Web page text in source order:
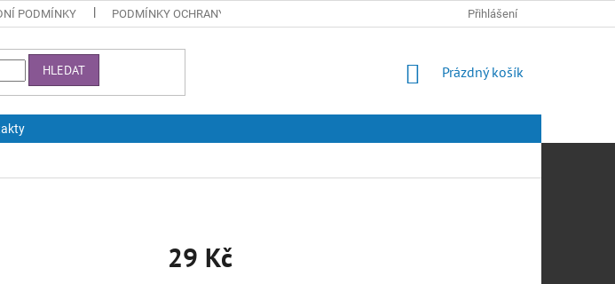
PODMÍNKY PODMÍNKY OCHRANY OSOBNÍCH ÚDAJŮ Přihlášení
HLEDAT
NÁKUPNÍ
Prázdný košík
29 Kč